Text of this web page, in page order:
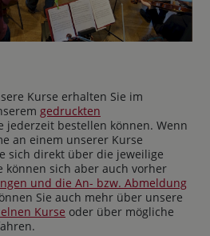
Kurse erhalten Sie im
gedruckten
jederzeit bestellen können. Wenn
an einem unserer Kurse
sich direkt über die jeweilige
können sich aber auch vorher
und die An- bzw. Abmeldung
Sie auch mehr über unsere
Kurse oder über mögliche